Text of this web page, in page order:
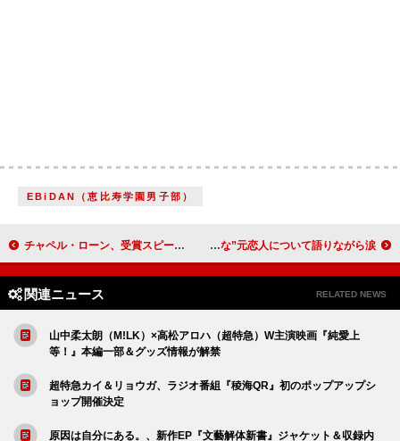
EBiDAN（恵比寿学園男子部）
チャペル・ローン、受賞スピーチで“お金を持っている人は誰であれ、手放す義務がある”と発言 BLACKPINKロゼ、現在の恋愛状況と“有害な”元恋人について語りながら涙
関連ニュース RELATED NEWS
山中柔太朗（M!LK）×高松アロハ（超特急）W主演映画『純愛上
等！』本編一部＆グッズ情報が解禁
超特急カイ＆リョウガ、ラジオ番組『稜海QR』初のポップアップシ
ョップ開催決定
原因は自分にある。、新作EP『文藝解体新書』ジャケット＆収録内